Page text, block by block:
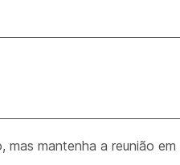
mas mantenha a reunião em